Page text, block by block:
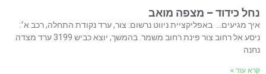
נחל כידוד – מצפה מואב
איך מגיעים… באפליקציית ניווט נרשום: צור, ערד נקודת התחלה, רכב א׳:
ניסע אל רחוב צור פינת רחוב משמר. בהמשך, יוצא כביש 3199 ערד מצדה.
נחנה
קרא עוד »